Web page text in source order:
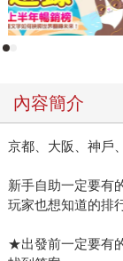
內容簡介
京都、大阪、神戶
新手自助一定要有
玩家也想知道的排
★出發前一定要有